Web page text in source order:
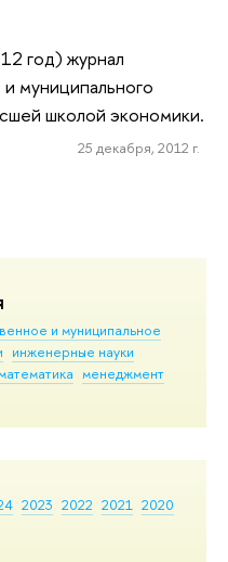
и муниципальное
инженерные науки
менеджмент
2023 2022 2021 2020
год) журнал
муниципального
школой экономики.
25 декабря, 2012 г.